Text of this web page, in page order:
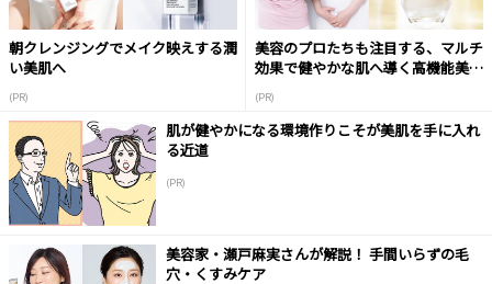
朝クレンジングでメイク映えする潤
い美肌へ
(PR)
美容のプロたちも注目する、マルチ
効果で健やかな肌へ導く高機能美容
(PR)
肌が健やかになる環境作りこそが美肌を手に入れ
る近道
(PR)
美容家・瀬戸麻実さんが解説！ 手間いらずの毛
穴・くすみケア